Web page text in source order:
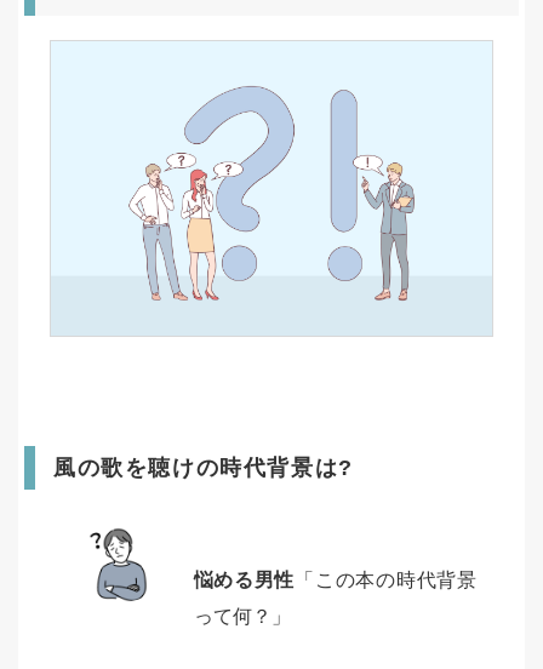
風の歌を聴けの時代背景は?
悩める男性 「この本の時代背景
って何？」